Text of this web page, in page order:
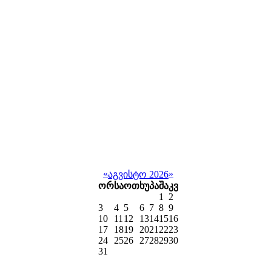
«აგვისტო 2026»
ორსაოთხუპაშაკვ
1
2
3
4 5 6 7 8 9
10
11 12 13141516
17
1819 2021 2223
24
2526 27282930
31